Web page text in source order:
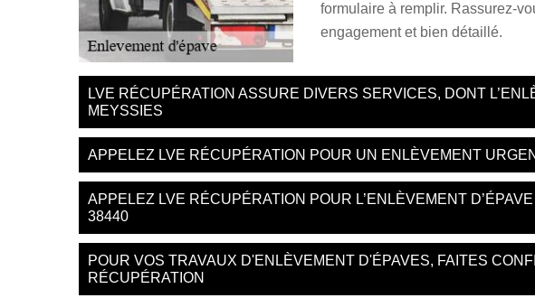
formulaire à remplir. Rassurez-
engagement et bien détaillé.
LVE RÉCUPÉRATION ASSURE DIVERS SERVICES, DONT
MEYSSIES
APPELEZ LVE RÉCUPÉRATION POUR UN ENLÈVEMENT
APPELEZ LVE RÉCUPÉRATION POUR L’ENLÈVEMENT
38440
POUR VOS TRAVAUX D'ENLÈVEMENT D'ÉPAVES, FAITES
RÉCUPÉRATION